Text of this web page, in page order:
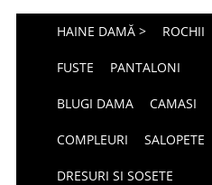
HAINE DAMĂ > ROCHII
FUSTE PANTALONI
BLUGI DAMA CAMASI
COMPLEURI SALOPETE
DRESURI SI SOSETE